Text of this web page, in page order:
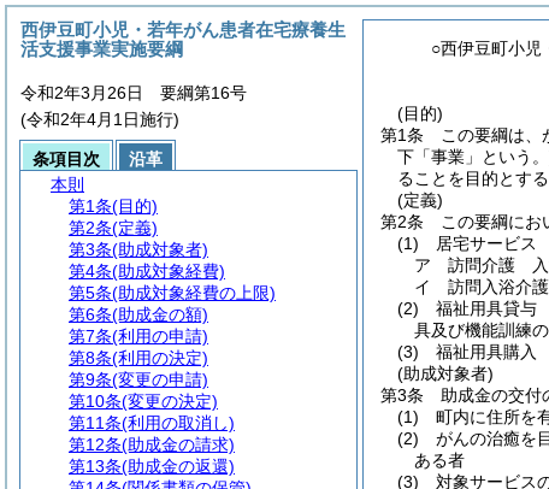
○西伊豆町小児
(目的)
第1条
この要綱は
下「事業」という
ることを目的とする
(定義)
第2条
この要綱にお
(1)
居宅サービス
ア
訪問介護 入
イ
訪問入浴介
(2)
福祉用具貸与
具及び機能訓練
(3)
福祉用具購入
(助成対象者)
第3条
助成金の交付
(1)
町内に住所を
(2)
がんの治癒を
ある者
(3)
対象サービス
西伊豆町小児・若年がん患者在宅療養生
活支援事業実施要綱
令和2年3月26日 要綱第16号
(令和2年4月1日施行)
条項目次
沿革
本則
第1条(目的)
第2条(定義)
第3条(助成対象者)
第4条(助成対象経費)
第5条(助成対象経費の上限)
第6条(助成金の額)
第7条(利用の申請)
第8条(利用の決定)
第9条(変更の申請)
第10条(変更の決定)
第11条(利用の取消し)
第12条(助成金の請求)
第13条(助成金の返還)